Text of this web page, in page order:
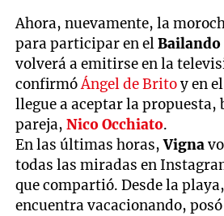
Ahora, nuevamente, la
para participar en elBailando
volverá a emitirse en la
confirmóÁngel de Britoy en
llegue a aceptar la propuesta,
pareja,Nico Occhiato.
En las últimas horas,Vigna
todas las miradas en
que compartió. Desde la
encuentra vacacionando,